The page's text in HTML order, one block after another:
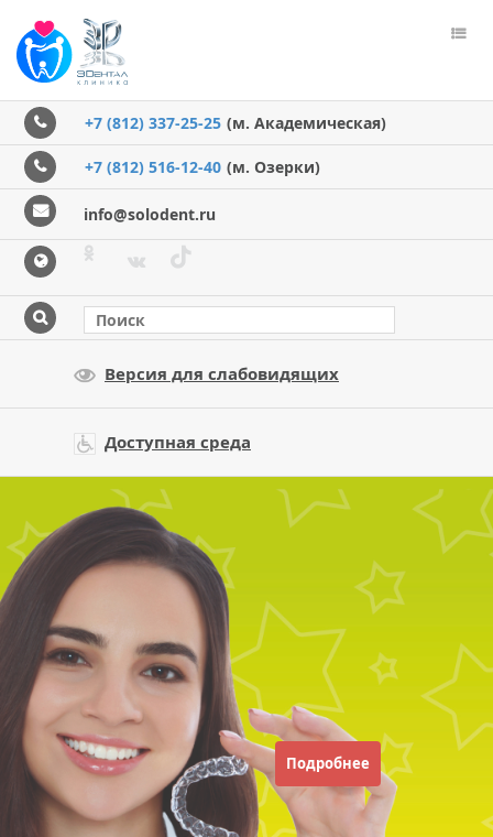
+7 (812) 337-25-25 (м. Академическая)
+7 (812) 516-12-40 (м. Озерки)
info@solodent.ru
Версия для слабовидящих
Доступная среда
Подробнее